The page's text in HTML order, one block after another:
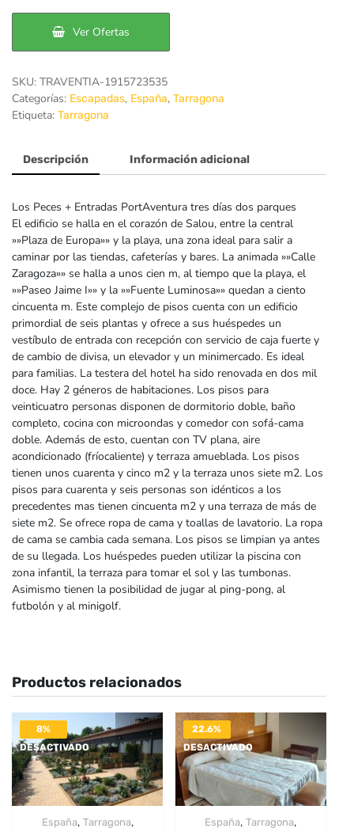
era:
98€.
es:
71€.
Ver Ofertas
SKU: TRAVENTIA-1915723535
Categorías: Escapadas, España, Tarragona
Etiqueta: Tarragona
Descripción Información adicional
Los Peces + Entradas PortAventura tres días dos parques
El edificio se halla en el corazón de Salou, entre la central
»»Plaza de Europa»» y la playa, una zona ideal para salir a
caminar por las tiendas, cafeterías y bares. La animada »»Calle
Zaragoza»» se halla a unos cien m, al tiempo que la playa, el
»»Paseo Jaime I»» y la »»Fuente Luminosa»» quedan a ciento
cincuenta m. Este complejo de pisos cuenta con un edificio
primordial de seis plantas y ofrece a sus huéspedes un
vestíbulo de entrada con recepción con servicio de caja fuerte y
de cambio de divisa, un elevador y un minimercado. Es ideal
para familias. La testera del hotel ha sido renovada en dos mil
doce. Hay 2 géneros de habitaciones. Los pisos para
veinticuatro personas disponen de dormitorio doble, baño
completo, cocina con microondas y comedor con sofá-cama
doble. Además de esto, cuentan con TV plana, aire
acondicionado (fríocaliente) y terraza amueblada. Los pisos
tienen unos cuarenta y cinco m2 y la terraza unos siete m2. Los
pisos para cuarenta y seis personas son idénticos a los
precedentes mas tienen cincuenta m2 y una terraza de más de
siete m2. Se ofrece ropa de cama y toallas de lavatorio. La ropa
de cama se cambia cada semana. Los pisos se limpian ya antes
de su llegada. Los huéspedes pueden utilizar la piscina con
zona infantil, la terraza para tomar el sol y las tumbonas.
Asimismo tienen la posibilidad de jugar al ping-pong, al
futbolón y al minigolf.
Productos relacionados
8%
DESACTIVADO
España, Tarragona,
22.6%
DESACTIVADO
España,Tarragona,